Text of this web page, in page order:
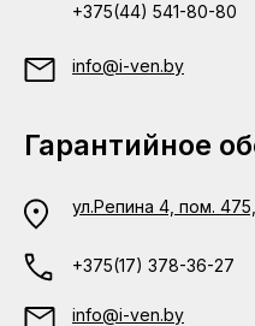
+375(44) 541-80-80
info@i-ven.by
Гарантийное
ул.Репина 4, пом.
+375(17) 378-36-27
info@i-ven.by